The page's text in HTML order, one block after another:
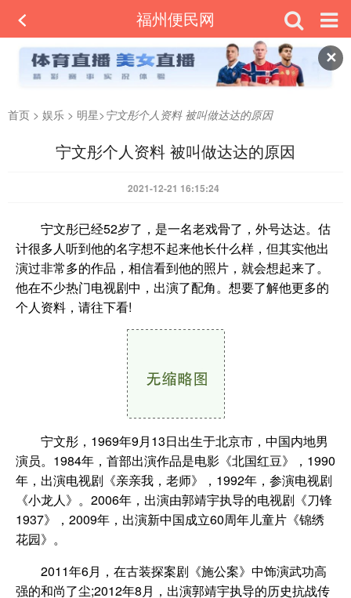
✕
福州便民网
首页 > 娱乐 > 明星>宁文彤个人资料 被叫做达达的原因
宁文彤个人资料 被叫做达达的原因
2021-12-21 16:15:24
宁文彤已经52岁了，是一名老戏骨了，外号达达。估
计很多人听到他的名字想不起来他长什么样，但其实他出
演过非常多的作品，相信看到他的照片，就会想起来了。
他在不少热门电视剧中，出演了配角。想要了解他更多的
个人资料，请往下看!
宁文彤，1969年9月13日出生于北京市，中国内地男
演员。1984年，首部出演作品是电影《北国红豆》，1990
年，出演电视剧《亲亲我，老师》，1992年，参演电视剧
《小龙人》。2006年，出演由郭靖宇执导的电视剧《刀锋
1937》，2009年，出演新中国成立60周年儿童片《锦绣
花园》。
2011年6月，在古装探案剧《施公案》中饰演武功高
强的和尚了尘;2012年8月，出演郭靖宇执导的历史抗战传